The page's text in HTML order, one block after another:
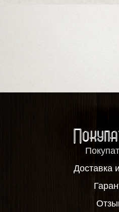
Доставка